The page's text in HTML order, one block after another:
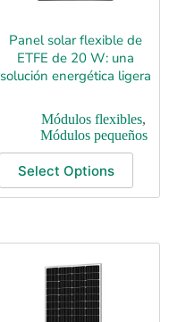
Panel solar flexible de
ETFE de 20 W: una
solución energética ligera
Módulos flexibles,
Módulos pequeños
Select Options